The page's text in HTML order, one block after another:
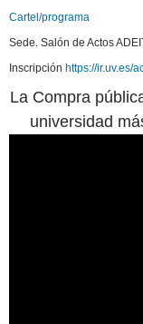
Cartel/programa
Sede. Salón de Actos
Inscripción https://ir.uv.es/
La Compra
universidad